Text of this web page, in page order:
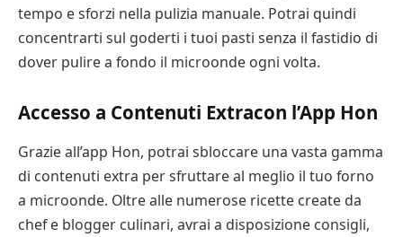
tempo e sforzi nella pulizia manuale. Potrai quindi
concentrarti sul goderti i tuoi pasti senza il fastidio di
dover pulire a fondo il microonde ogni volta.
Accesso a Contenuti Extracon l’App Hon
Grazie all’app Hon, potrai sbloccare una vasta gamma
di contenuti extra per sfruttare al meglio il tuo forno
a microonde. Oltre alle numerose ricette create da
chef e blogger culinari, avrai a disposizione consigli,